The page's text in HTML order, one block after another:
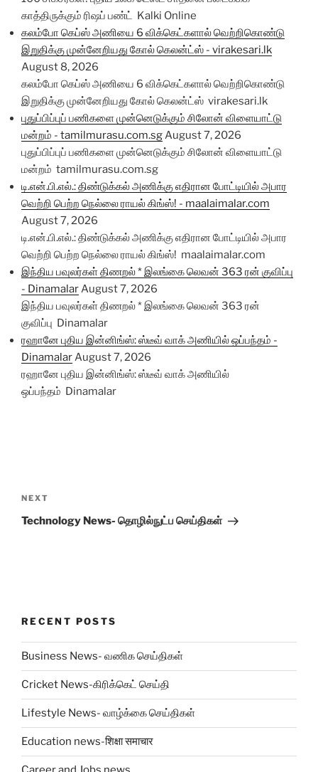
காத்திருக்கும் ரிஷப் பண்ட் Kalki Online
கலம்போ கெப்ஸ் அணியை 6 விக்கெட்களால் வெற்றிகொண்டு
இறுதிக்கு முன்னேறியது கோல் கெலன்ட்ஸ் - virakesari.lk
August 8, 2026
கலம்போ கெப்ஸ் அணியை 6 விக்கெட்களால் வெற்றிகொண்டு
இறுதிக்கு முன்னேறியது கோல் கெலன்ட்ஸ் virakesari.lk
புதுப்பிப்புப் பணிகளை முன்னெடுக்கும் சிலோன் விளையாட்டு
மன்றம் - tamilmurasu.com.sgAugust 7, 2026
புதுப்பிப்புப் பணிகளை முன்னெடுக்கும் சிலோன் விளையாட்டு
மன்றம் tamilmurasu.com.sg
டி.என்.பி.எல்.: திண்டுக்கல் அணிக்கு எதிரான போட்டியில் அபார
வெற்றி பெற்ற நெல்லை ராயல் கிங்ஸ்! - maalaimalar.com
August 7, 2026
டி.என்.பி.எல்.: திண்டுக்கல் அணிக்கு எதிரான போட்டியில் அபார
வெற்றி பெற்ற நெல்லை ராயல் கிங்ஸ்! maalaimalar.com
இந்திய பவுலர்கள் திணறல் * இலங்கை லெவன் 363 ரன் குவிப்பு
- DinamalarAugust 7, 2026
இந்திய பவுலர்கள் திணறல் * இலங்கை லெவன் 363 ரன்
குவிப்பு Dinamalar
ரஹானே புதிய இன்னிங்ஸ்: ஸ்டீவ் வாக் அணியில் ஒப்பந்தம் -
DinamalarAugust 7, 2026
ரஹானே புதிய இன்னிங்ஸ்: ஸ்டீவ் வாக் அணியில்
ஒப்பந்தம் Dinamalar
navigation
Next
Post
NEXT
Technology News- தொழில்நுட்ப செய்திகள்
RECENT POSTS
Business News- வணிக செய்திகள்
Cricket News-கிரிக்கெட் செய்தி
Lifestyle News- வாழ்க்கை செய்திகள்
Education news-शिक्षा समाचार